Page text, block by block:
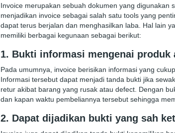
Invoice merupakan sebuah dokumen yang digunakan
menjadikan invoice sebagai salah satu tools yang
dapat terus berjalan dan menghasilkan laba. Hal lain
memiliki berbagai kegunaan sebagai berikut:
1. Bukti informasi mengenai
Pada umumnya, invoice berisikan informasi yang
Informasi tersebut dapat menjadi tanda bukti jika
retur akibat barang yang rusak atau defect. Dengan
dan kapan waktu pembeliannya tersebut sehingga
2. Dapat dijadikan bukti yang sah